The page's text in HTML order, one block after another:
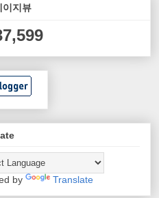
이지뷰
by Translate